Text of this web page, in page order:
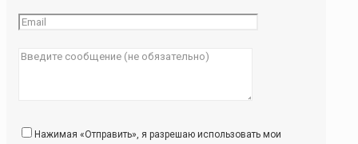
Нажимая «Отправить», я разрешаю использовать мои